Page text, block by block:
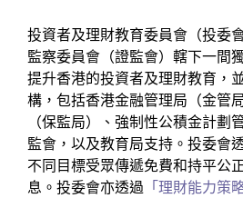
投資者及理財教育委員會（投委
監察委員會（證監會）轄下一間
提升香港的投資者及理財教育，
構，包括香港金融管理局（金管
（保監局）、強制性公積金計劃
監會，以及教育局支持。投委會
不同目標受眾傳遞免費和持平公
息。投委會亦透過 「理財能力策略